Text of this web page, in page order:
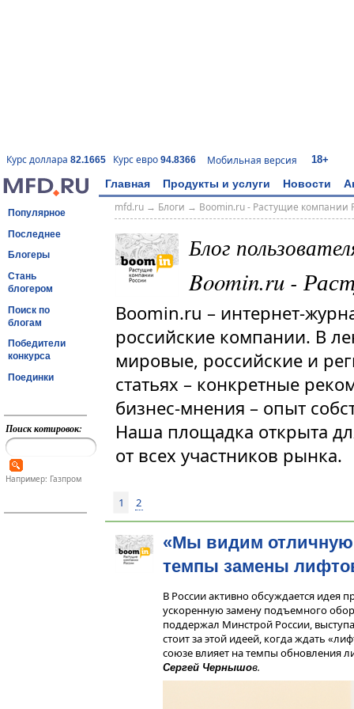
Курс доллара 82.1665 Курс евро 94.8366 Мобильная версия 18+
Главная Продукты и услуги Новости
Популярное
Последнее
Блогеры
Стань
блогером
Поиск по
блогам
Победители
конкурса
Поединки
Поиск котировок:
Например: Газпром
mfd.ru→ Блоги → Boomin.ru - Растущие компании
Блог
Boomin.ru -
Boomin.ru – интернет-
российские компании. В
мировые, российские и
статьях – конкретные
бизнес-мнения – опыт
Наша площадка открыта
от всех участников рынка.
1 2
«Мы видим отличную
темпы замены
В России активно обсуждается идея
ускоренную замену подъемного
поддержал Минстрой России,
стоит за этой идеей, когда ждать
союзе влияет на темпы обновления
Сергей Чернышов.